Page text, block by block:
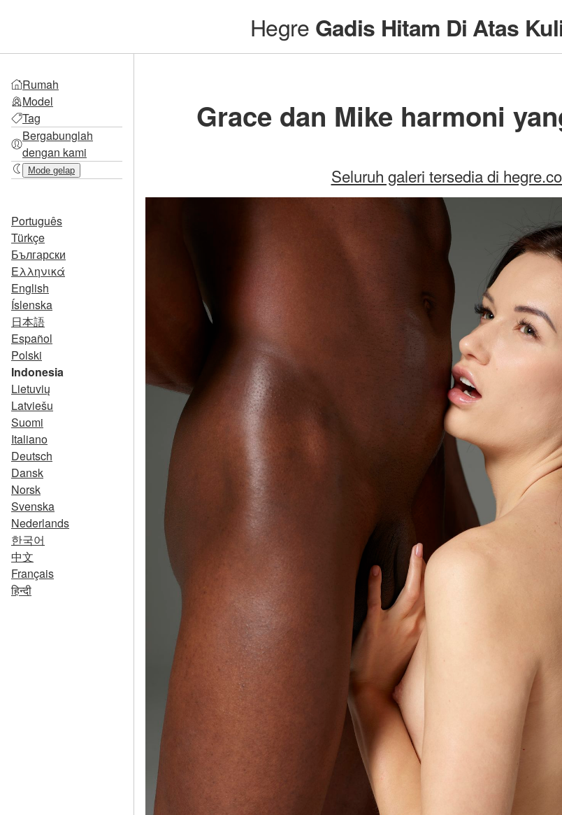
Hegre Gadis Hitam Di Atas
Rumah
Model
Tag
Bergabunglah
dengan kami
Mode gelap
Português
Türkçe
Български
Ελληνικά
English
Íslenska
日本語
Español
Polski
Indonesia
Lietuvių
Latviešu
Suomi
Italiano
Deutsch
Dansk
Norsk
Svenska
Nederlands
한국어
中文
Français
हिन्दी
Grace dan Mike harmoni
Seluruh galeri tersedia di